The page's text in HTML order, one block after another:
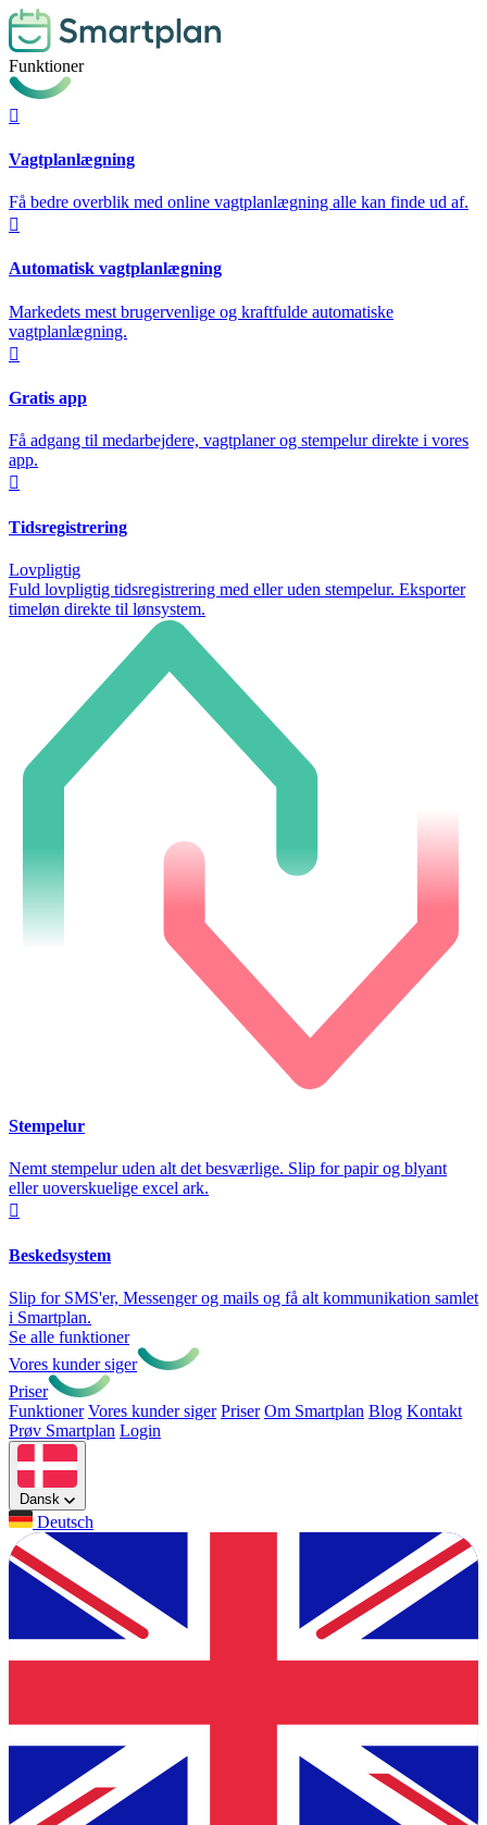
Funktioner

Vagtplanlægning
Få bedre overblik med online vagtplanlægning alle kan finde ud af.

Automatisk vagtplanlægning
Markedets mest brugervenlige og kraftfulde automatiske
vagtplanlægning.

Gratis app
Få adgang til medarbejdere, vagtplaner og stempelur direkte i vores
app.

Tidsregistrering
Lovpligtig
Fuld lovpligtig tidsregistrering med eller uden stempelur. Eksporter
timeløn direkte til lønsystem.
Stempelur
Nemt stempelur uden alt det besværlige. Slip for papir og blyant
eller uoverskuelige excel ark.

Beskedsystem
Slip for SMS'er, Messenger og mails og få alt kommunikation samlet
i Smartplan.
Se alle funktioner
Vores kunder siger
Priser
Funktioner Vores kunder siger Priser Om Smartplan Blog Kontakt
Prøv Smartplan Login
Dansk
Deutsch